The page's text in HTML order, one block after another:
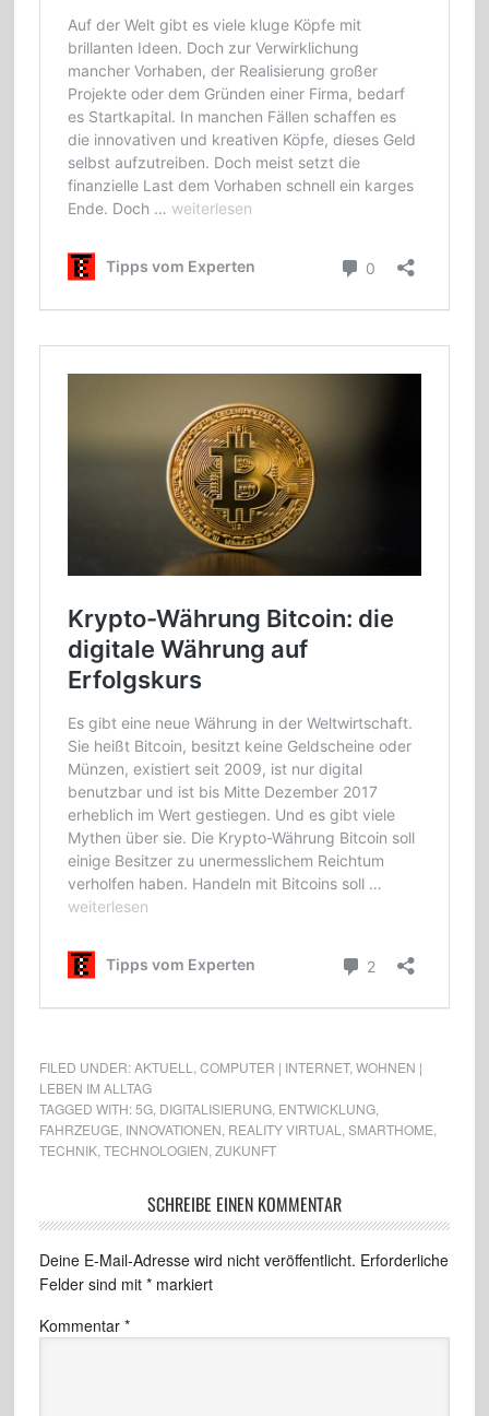
FILED UNDER:AKTUELL COMPUTER | INTERNET, WOHNEN |
LEBEN IM ALLTAG
TAGGED WITH:5G, DIGITALISIERUNG, ENTWICKLUNG,
FAHRZEUGE INNOVATIONEN REALITY VIRTUAL SMARTHOME
TECHNIK, TECHNOLOGIEN ZUKUNFT
SCHREIBE EINEN KOMMENTAR
Deine E-Mail-Adresse wird nicht veröffentlicht. Erforderliche
Felder sind mit *markiert
Kommentar *